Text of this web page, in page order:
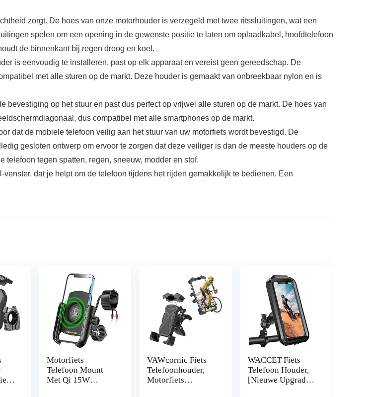
zorgt. De hoes van onze motorhouder is verzegeld met twee ritssluitingen, wat een
spelen om een opening in de gewenste positie te laten om oplaadkabel, hoofdtelefoon
de binnenkant bij regen droog en koel.
is eenvoudig te installeren, past op elk apparaat en vereist geen gereedschap. De
met alle sturen op de markt. Deze houder is gemaakt van onbreekbaar nylon en is
op het stuur en past dus perfect op vrijwel alle sturen op de markt. De hoes van
dus compatibel met alle smartphones op de markt.
dat de mobiele telefoon veilig aan het stuur van uw motorfiets wordt bevestigd. De
gesloten ontwerp om ervoor te zorgen dat deze veiliger is dan de meeste houders op de
tegen spatten, regen, sneeuw, modder en stof.
dat je helpt om de telefoon tijdens het rijden gemakkelijk te bedienen. Een
Motorfiets
Telefoon Mount
Met Qi 15W
VAWcornic Fiets
Telefoonhouder,
Motorfiets
WACCET Fiets
Telefoon Houder,
[Nieuwe Upgraded]